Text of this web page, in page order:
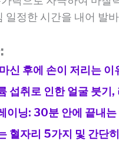
일정한 시간을 내어 발
신 후에 손이 저리는 이
섭취로 인한 얼굴 붓기
이닝: 30분 안에 끝내는
혈자리 5가지 및 간단